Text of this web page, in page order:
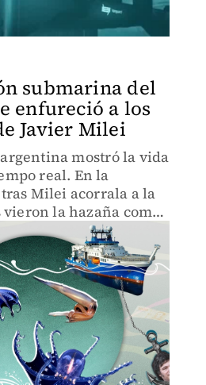
submarina del
enfureció a los
Javier Milei
mostró la vida
real. En la
Milei acorrala a la
la hazaña como